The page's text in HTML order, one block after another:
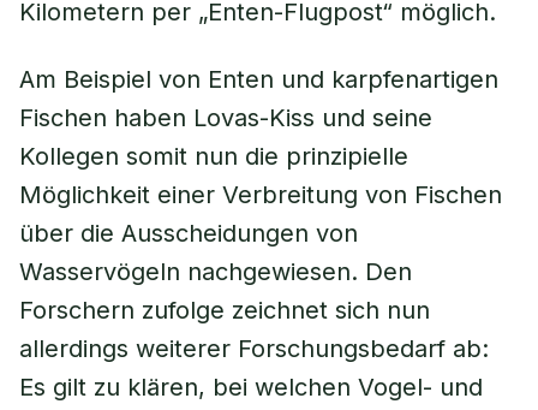
Kilometern per „Enten-Flugpost“ möglich.
Am Beispiel von Enten und karpfenartigen
Fischen haben Lovas-Kiss und seine
Kollegen somit nun die prinzipielle
Möglichkeit einer Verbreitung von Fischen
über die Ausscheidungen von
Wasservögeln nachgewiesen. Den
Forschern zufolge zeichnet sich nun
allerdings weiterer Forschungsbedarf ab:
Es gilt zu klären, bei welchen Vogel- und